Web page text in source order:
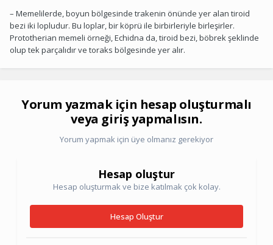
– Memelilerde, boyun bölgesinde trakenin önünde yer alan tiroid
bezi iki lopludur. Bu loplar, bir köprü ile birbirleriyle birleşirler.
Prototherian memeli örneği, Echidna da, tiroid bezi, böbrek şeklinde
olup tek parçalıdır ve toraks bölgesinde yer alır.
Yorum yazmak için hesap oluşturmalı
veya giriş yapmalısın.
Yorum yapmak için üye olmanız gerekiyor
Hesap oluştur
Hesap oluşturmak ve bize katılmak çok kolay.
Hesap Oluştur